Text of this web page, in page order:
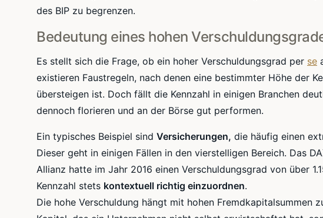
des BIP zu begrenzen.
Bedeutung eines hohen
Es stellt sich die Frage, ob ein hoher Verschuldungsgrad per se
existieren Faustregeln, nach denen eine bestimmter Höhe der
übersteigen ist. Doch fällt die Kennzahl in einigen Branchen
dennoch florieren und an der Börse gut performen.
Ein typisches Beispiel sind Versicherungen, die häufig einen
Dieser geht in einigen Fällen in den vierstelligen Bereich. Das
Allianz hatte im Jahr 2016 einen Verschuldungsgrad von über
Kennzahl stets kontextuell richtig einzuordnen.
Die hohe Verschuldung hängt mit hohen Fremdkapitalsummen